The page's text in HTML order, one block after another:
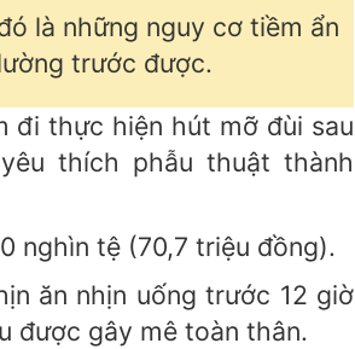
là những nguy cơ tiềm ẩn
trước được.
đi thực hiện hút mỡ đùi sau
thích phẫu thuật thành
nghìn tệ (70,7 triệu đồng).
ăn nhịn uống trước 12 giờ
được gây mê toàn thân.